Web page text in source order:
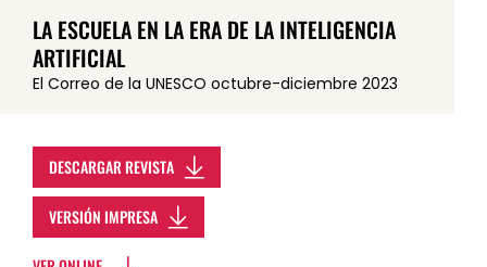
LA ESCUELA EN LA ERA DE LA INTELIGENCIA
ARTIFICIAL
El Correo de la UNESCO octubre-diciembre 2023
DESCARGAR REVISTA
VERSIÓN IMPRESA